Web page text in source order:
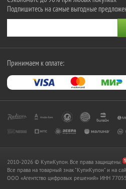
Подпишитесь на самые выгодные
Принимаем к оплате:
2010-2026 © КупиКупон. Все права защищены.
Все права на товарный знак "КупиКупон" и на
OOO «Агентство цифровых решений» ИНН